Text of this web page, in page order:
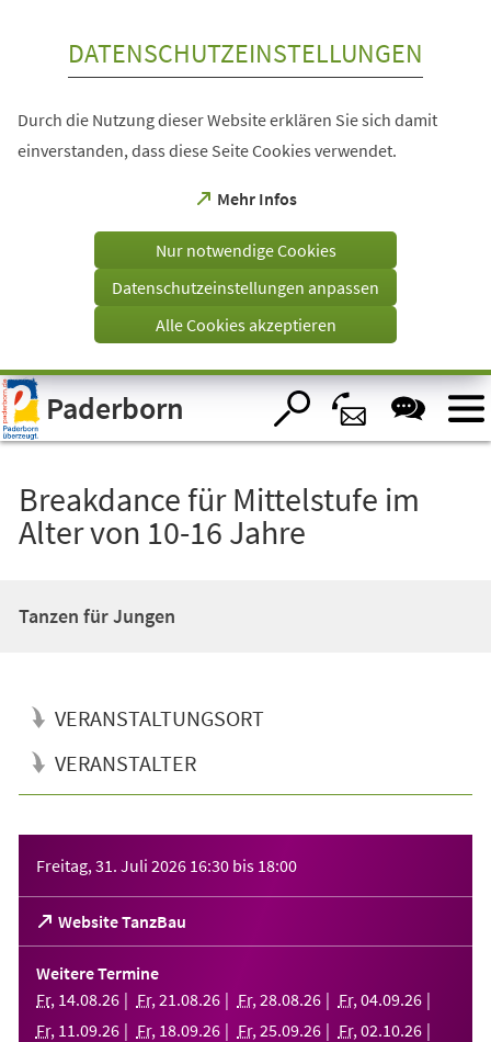
Visuelle
Assistenzsoftware
öffnen.
DATENSCHUTZEINSTELLUNGEN
Durch die Nutzung dieser Website erklären Sie sich damit
einverstanden, dass diese Seite Cookies verwendet.
Mehr Infos
(Öffnet
einem
Tab)
Nur notwendige Cookies
Datenschutzeinstellungen anpassen
Alle Cookies akzeptieren
Paderborn
Breakdance für Mittelstufe im
Alter von 10-16 Jahre
Tanzen für Jungen
VERANSTALTUNGSORT
VERANSTALTER
Freitag, 31. Juli 2026 16:30 bis 18:00
Website TanzBau
(Öffnet
in
einem
neuen
Tab)
Weitere Termine
Fr, 14.08.26 Fr, 21 .08.26 Fr, 28.08.26 Fr, 04.09.26
Fr, 11 .09.26 Fr, 18.09.26 Fr, 25.09.26 Fr, 02.10.26